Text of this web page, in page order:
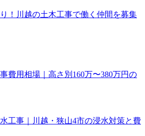
！川越の土木工事で働く仲間を募集
費用相場｜高さ別160万〜380万円の
工事｜川越・狭山4市の浸水対策と費